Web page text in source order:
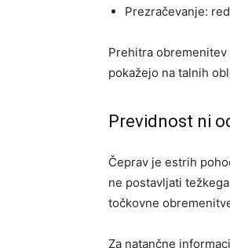
Prezračevanje:
Prehitra
pokažejo na talnih
Previdnost ni
Čeprav je estrih
ne postavljati
točkovne
Za natančne